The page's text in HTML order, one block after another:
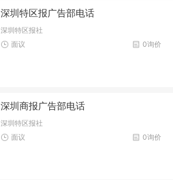
深圳特区报广告部电话
深圳特区报社
0询价
面议
深圳商报广告部电话
深圳特区报社
0询价
面议